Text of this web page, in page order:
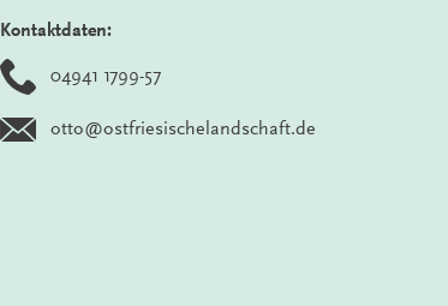
Kontaktdaten:
04941 1799-57
otto@ostfriesischelandschaft.de